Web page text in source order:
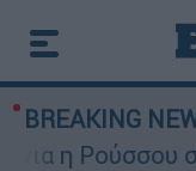
BREAKING
η Ρούσσου στα